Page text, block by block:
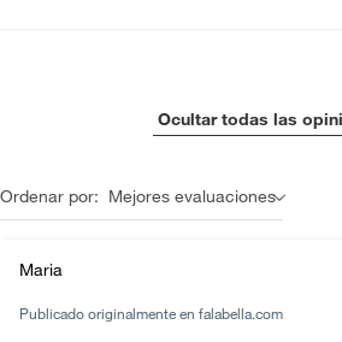
Ocultar todas las
Ordenar por: Mejores evaluaciones
Maria
Publicado originalmente en falabella.com